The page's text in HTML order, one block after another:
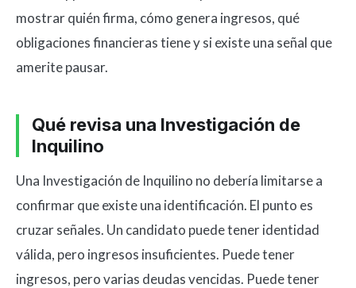
mostrar quién firma, cómo genera ingresos, qué
obligaciones financieras tiene y si existe una señal que
amerite pausar.
Qué revisa una Investigación de
Inquilino
Una Investigación de Inquilino no debería limitarse a
confirmar que existe una identificación. El punto es
cruzar señales. Un candidato puede tener identidad
válida, pero ingresos insuficientes. Puede tener
ingresos, pero varias deudas vencidas. Puede tener